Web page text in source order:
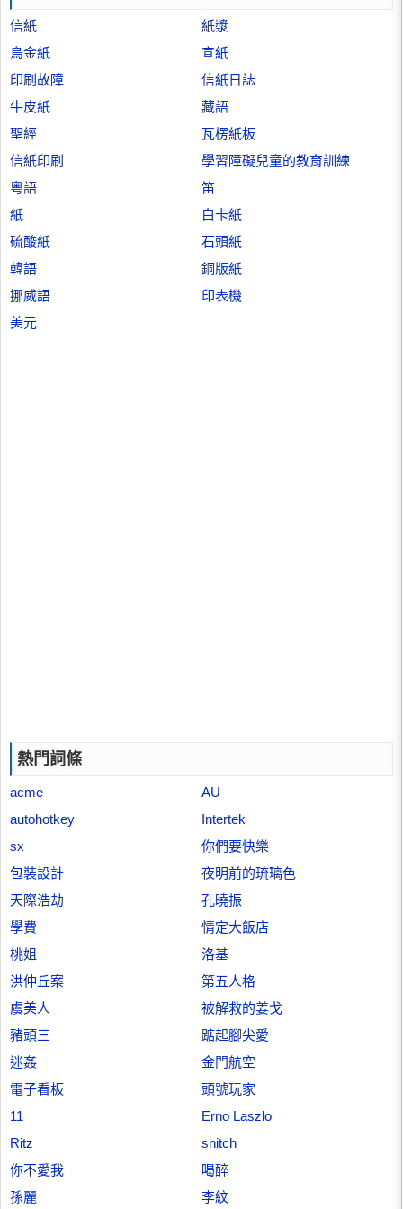
信紙
紙漿
烏金紙
宣紙
印刷故障
信紙日誌
牛皮紙
藏語
聖經
瓦楞紙板
信紙印刷
學習障礙兒童的教育訓練
粵語
笛
紙
白卡紙
硫酸紙
石頭紙
韓語
銅版紙
挪威語
印表機
美元
熱門詞條
acme
AU
autohotkey
Intertek
sx
你們要快樂
包裝設計
夜明前的琉璃色
天際浩劫
孔曉振
學費
情定大飯店
桃姐
洛基
洪仲丘案
第五人格
虞美人
被解救的姜戈
豬頭三
踮起腳尖愛
迷姦
金門航空
電子看板
頭號玩家
11
Erno Laszlo
Ritz
snitch
你不愛我
喝醉
孫麗
李紋